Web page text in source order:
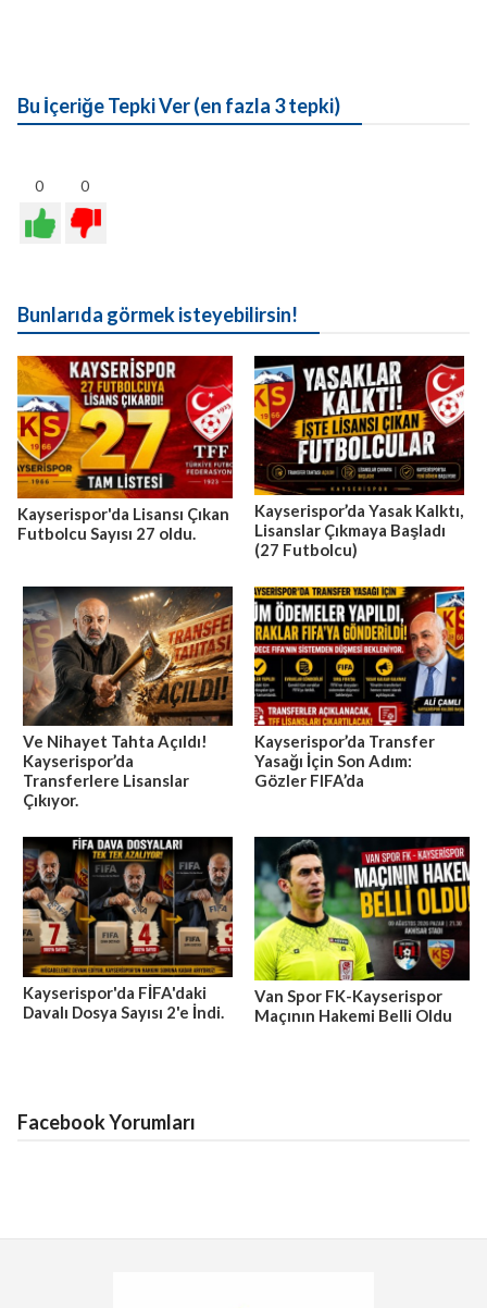
Bu İçeriğe Tepki Ver (en fazla 3 tepki)
0 0
Bunlarıda görmek isteyebilirsin!
Kayserispor'da Lisansı Çıkan
Futbolcu Sayısı 27 oldu.
Kayserispor’da Yasak Kalktı,
Lisanslar Çıkmaya Başladı
(27 Futbolcu)
Ve Nihayet Tahta Açıldı!
Kayserispor’da
Transferlere Lisanslar
Çıkıyor.
Kayserispor’da Transfer
Yasağı İçin Son Adım:
Gözler FIFA’da
Kayserispor'da FİFA'daki
Davalı Dosya Sayısı 2'e İndi.
Van Spor FK-Kayserispor
Maçının Hakemi Belli Oldu
Facebook Yorumları